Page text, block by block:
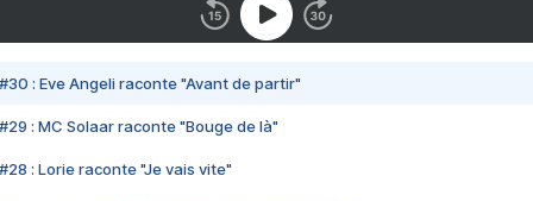
#30 : Eve Angeli raconte "Avant de partir"
#29 : MC Solaar raconte "Bouge de là"
#28 : Lorie raconte "Je vais vite"